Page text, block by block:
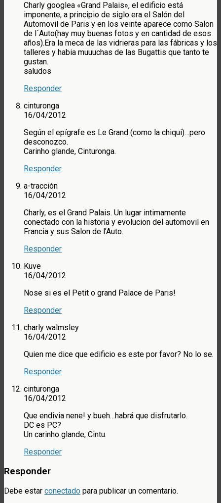
Charly googlea «Grand Palais», el edificio está
imponente, a principio de siglo era el Salón del
Automovil de Paris y en los veinte aparece como Salon
de l´Auto(hay muy buenas fotos y en cantidad de esos
años).Era la meca de las vidrieras para las fábricas y los
talleres y habia muuuchas de las Bugattis que tanto te
gustan.
saludos
Responder
cinturonga
16/04/2012
Según el epígrafe es Le Grand (como la chiqui)…pero
desconozco.
Carinho glande, Cinturonga.
Responder
a-tracción
16/04/2012
Charly, es el Grand Palais. Un lugar intimamente
conectado con la historia y evolucion del automovil en
Francia y sus Salon de l’Auto.
Responder
Kuve
16/04/2012
Nose si es el Petit o grand Palace de Paris!
Responder
charly walmsley
16/04/2012
Quien me dice que edificio es este por favor? No lo se.
Responder
cinturonga
16/04/2012
Que endivia nene! y bueh…habrá que disfrutarlo.
DC es PC?
Un carinho glande, Cintu.
Responder
Responder
Debe estar conectado para publicar un comentario.